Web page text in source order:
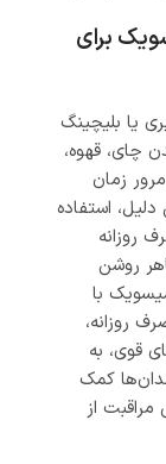
برای
یا بلیچینگ
چای، قهوه،
زمان
استفاده
روزانه
روشن
با
روزانه،
قوی، به
کمک
از